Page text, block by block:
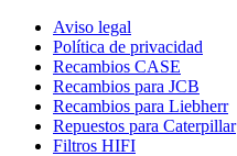
Aviso legal
Política de privacidad
Recambios CASE
Recambios para JCB
Recambios para Liebherr
Repuestos para Caterpillar
Filtros HIFI